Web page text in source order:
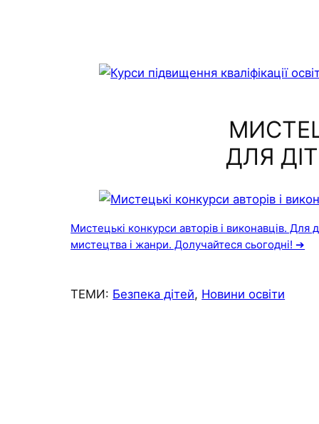
ДЛЯ
Мистецькі конкурси авторів і виконавців. Для
мистецтва і жанри. Долучайтеся сьогодні! ➔
ТЕМИ: Безпека дітей, Новини освіти